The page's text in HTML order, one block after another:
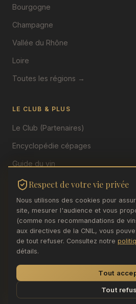
Bourgogne
Champagne
Vallée du Rhône
Loire
Toutes les régions →
LE CLUB & PLUS
Le Club (Partenaires)
Encyclopédie cépages
Guide du vin
Le Blog
INAO ↗
© 2026 Association Vins pour Tous
droits
Mentions Légales Politique de Cookies
API IGN/INAO ·
Respect de votre vie privée
Nous utilisons des cookies pour
site, mesurer l'audience et vous
(comme nos recommandations de
aux directives de la CNIL, vous
de tout refuser. Consultez notre
détails.
Tout
Tout